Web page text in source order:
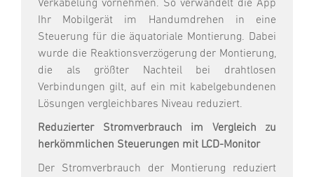
Verkabelung vornehmen. So verwandelt die App
Ihr Mobilgerät im Handumdrehen in eine
Steuerung für die äquatoriale Montierung. Dabei
wurde die Reaktionsverzögerung der Montierung,
die als größter Nachteil bei drahtlosen
Verbindungen gilt, auf ein mit kabelgebundenen
Lösungen vergleichbares Niveau reduziert.
Reduzierter Stromverbrauch im Vergleich zu
herkömmlichen Steuerungen mit LCD-Monitor
Der Stromverbrauch der Montierung reduziert